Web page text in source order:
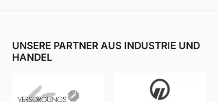
UNSERE PARTNER AUS INDUSTRIE UND
HANDEL